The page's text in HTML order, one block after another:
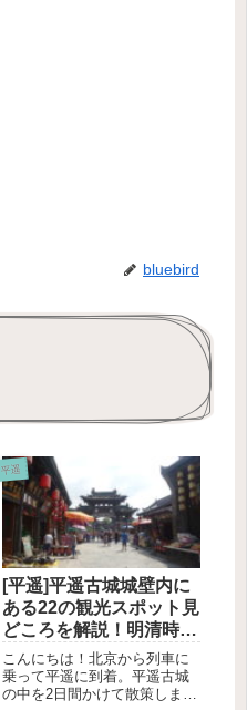
bluebird
平遥
[平遥]平遥古城城壁内に
ある22の観光スポット見
どころを解説！明清時代
にタイムトリップ！130
元のチケットは3日間有
効！
こんにちは！北京から列車に
乗って平遥に到着。平遥古城
の中を2日間かけて散策しまし